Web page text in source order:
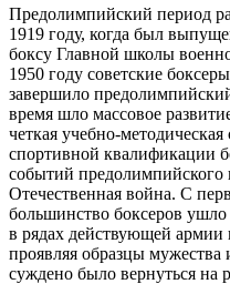
Предолимпийский период
1919 году, когда был
боксу Главной школы
1950 году советские
завершило
время шло массовое
четкая учебно-
спортивной квалификации
событий предолимпийского
Отечественная война. С
большинство боксеров
в рядах действующей армии
проявляя образцы
суждено было вернуться на